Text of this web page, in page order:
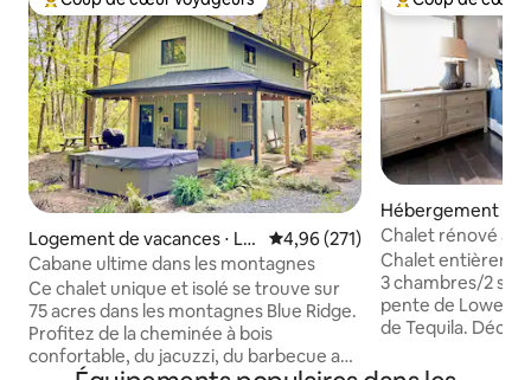
Coups de cœur voyageurs les plus appréciés
Logement de vacances ⋅ Lo
vingston
Évaluation moyenne sur la
4,96 (271)
Cabane ultime dans les montagnes
Ce chalet unique et isolé se trouve sur
75 acres dans les montagnes Blue Ridge.
Profitez de la cheminée à bois
confortable, du jacuzzi, du barbecue au
Coups de cœur
Hébergement ⋅
n Resort
Chalet rénové
direct aux pistes
Chalet
3 chambres/2
pente de Lower
de Tequila. Décor
électroménagers